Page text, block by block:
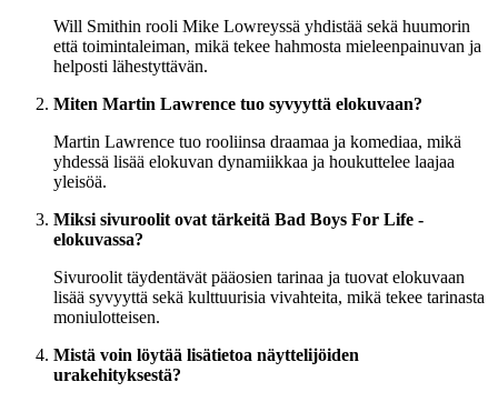
Will Smithin rooli Mike Lowreyssä yhdistää sekä huumorin
että toimintaleiman, mikä tekee hahmosta mieleenpainuvan ja
helposti lähestyttävän.
Miten Martin Lawrence tuo syvyyttä elokuvaan?
Martin Lawrence tuo rooliinsa draamaa ja komediaa, mikä
yhdessä lisää elokuvan dynamiikkaa ja houkuttelee laajaa
yleisöä.
Miksi sivuroolit ovat tärkeitä Bad Boys For Life -
elokuvassa?
Sivuroolit täydentävät pääosien tarinaa ja tuovat elokuvaan
lisää syvyyttä sekä kulttuurisia vivahteita, mikä tekee tarinasta
moniulotteisen.
Mistä voin löytää lisätietoa näyttelijöiden
urakehityksestä?